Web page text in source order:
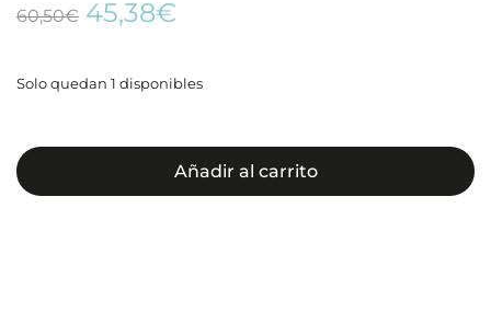
60,50€ El
era:
45,38€
es:
Solo quedan 1 disponibles
Añadir al carrito